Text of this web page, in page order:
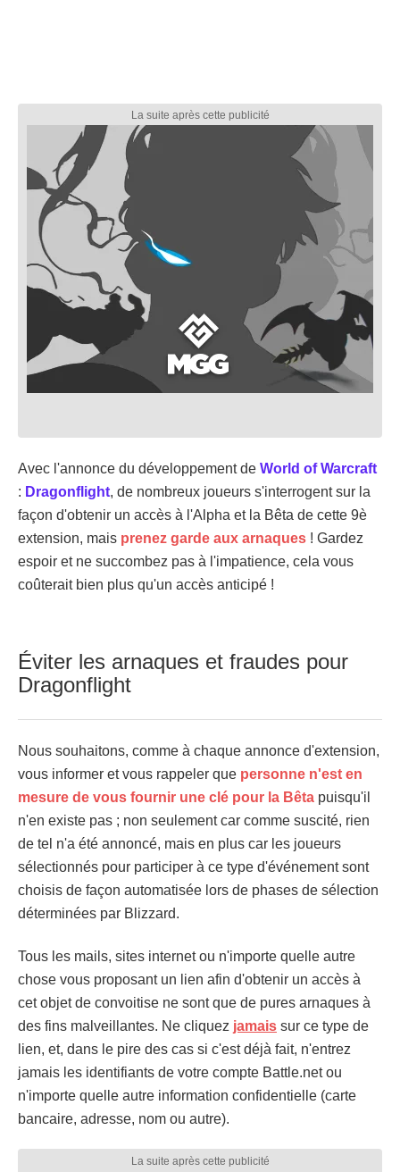
Avec l'annonce du développement de World of Warcraft
: Dragonflight, de nombreux joueurs s'interrogent sur la
façon d'obtenir un accès à l'Alpha et la Bêta de cette 9è
extension, mais prenez garde aux arnaques ! Gardez
espoir et ne succombez pas à l'impatience, cela vous
coûterait bien plus qu'un accès anticipé !
Éviter les arnaques et fraudes pour
Dragonflight
Nous souhaitons, comme à chaque annonce d'extension,
vous informer et vous rappeler que personne n'est en
mesure de vous fournir une clé pour la Bêta puisqu'il
n'en existe pas ; non seulement car comme suscité, rien
de tel n'a été annoncé, mais en plus car les joueurs
sélectionnés pour participer à ce type d'événement sont
choisis de façon automatisée lors de phases de sélection
déterminées par Blizzard.
Tous les mails, sites internet ou n'importe quelle autre
chose vous proposant un lien afin d'obtenir un accès à
cet objet de convoitise ne sont que de pures arnaques à
des fins malveillantes. Ne cliquez jamais sur ce type de
lien, et, dans le pire des cas si c'est déjà fait, n'entrez
jamais les identifiants de votre compte Battle.net ou
n'importe quelle autre information confidentielle (carte
bancaire, adresse, nom ou autre).